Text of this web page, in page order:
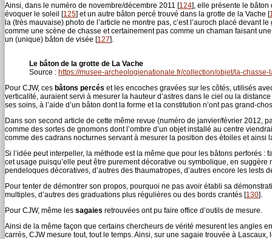
Ainsi, dans le numéro de novembre/décembre 2011 [124] , elle présente le
évoquer le soleil [125] et un autre bâton percé trouvé dans la grotte de la Vache [
la (très mauvaise) photo de l’article ne montre pas, c’est l’auroch placé devant
comme une scène de chasse et certainement pas comme un chaman faisant
un (unique) bâton de visée [127]
Le bâton de la grotte de La Vache
Source : https://musee-archeologienationale.fr/collection/objet/la-chasse-
Pour CJW, ces bâtons percés et les encoches gravées sur les côtés, utilisés
verticalité, auraient servi à mesurer la hauteur d’astres dans le ciel ou la
ses soins, à l’aide d’un bâton dont la forme et la constitution n’ont pas grand-
Dans son second article de cette même revue (numéro de janvier/février 2012,
comme des sortes de gnomons dont l’ombre d’un objet installé au centre
comme des cadrans nocturnes servant à mesurer la position des étoiles et
Si l’idée peut interpeller, la méthode est la même que pour les bâtons perforés
cet usage puisqu’elle peut être purement décorative ou symbolique, en
pendeloques décoratives, d’autres des thaumatropes, d’autres encore les lests
Pour tenter de démontrer son propos, pourquoi ne pas avoir établi sa
multiples, d’autres des graduations plus régulières ou des bords crantés [130]
Pour CJW, même les sagaies retrouvées ont pu faire office d’outils de mesure.
Ainsi de la même façon que certains chercheurs de vérité mesurent les angles
carrés, CJW mesure tout, tout le temps. Ainsi, sur une sagaie trouvée à